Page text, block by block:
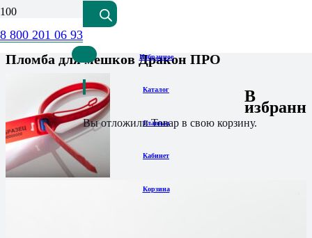
8 800 201 06 93
Вы отложилиТовар в свою корзину.
Избранное
Каталог
Главная
Кабинет
Корзина
1 отзыв клиента
Пломба для мешков Дракон ПРО
В